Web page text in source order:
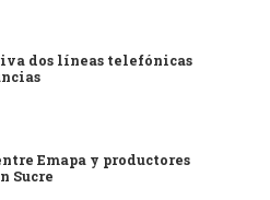
dos líneas telefónicas
Emapa y productores
Sucre